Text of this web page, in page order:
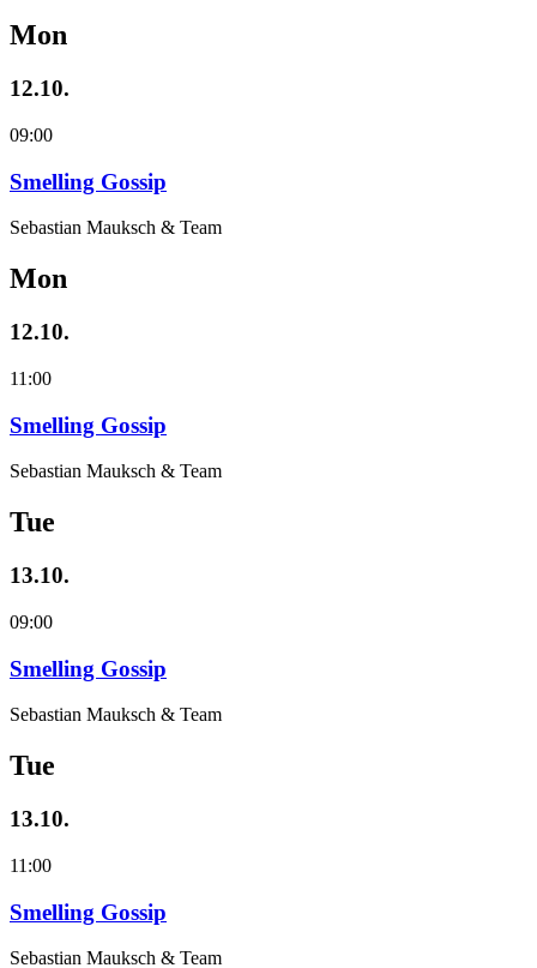
Mon
12.10.
09:00
Smelling Gossip
Sebastian Mauksch & Team
Mon
12.10.
11:00
Smelling Gossip
Sebastian Mauksch & Team
Tue
13.10.
09:00
Smelling Gossip
Sebastian Mauksch & Team
Tue
13.10.
11:00
Smelling Gossip
Sebastian Mauksch & Team